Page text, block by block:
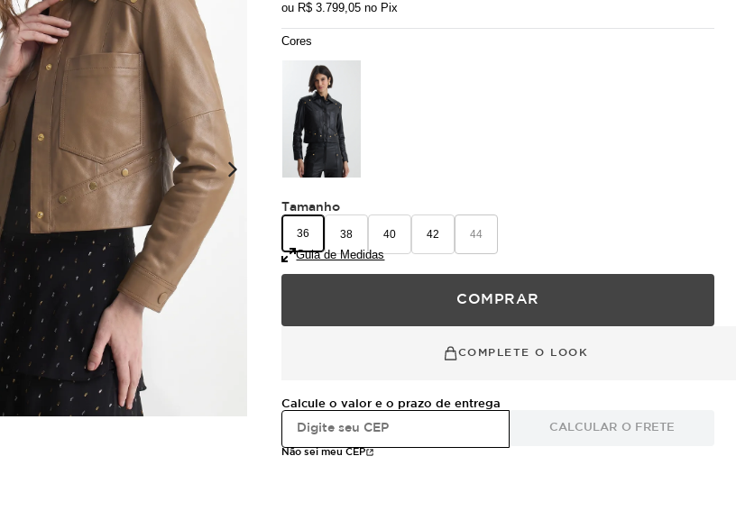
ou R$ 3.799,05 no Pix
Cores
Tamanho
36 38 40 42 44
Guia de Medidas
COMPRAR
COMPLETE O LOOK
Calcule o valor e o prazo de entrega
CALCULAR O FRETE
Não sei meu CEP